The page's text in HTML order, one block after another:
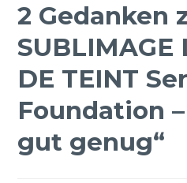
2 Gedanken
SUBLIMAGE
DE TEINT
Foundation
gut genug“